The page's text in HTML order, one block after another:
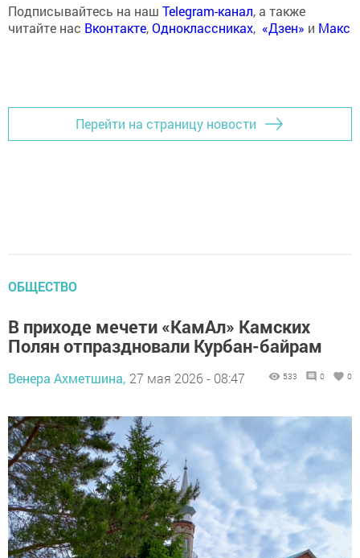
Подписывайтесь на наш Telegram-канал, а также
читайте нас Вконтакте,Одноклассниках, «Дзен» и Макс
Перейти на страницу новости
ОБЩЕСТВО
В приходе мечети «КамАл» Камских
Полян отпраздновали Курбан-байрам
Венера Ахметшина, 27 мая 2026 - 08:47 533 0 0